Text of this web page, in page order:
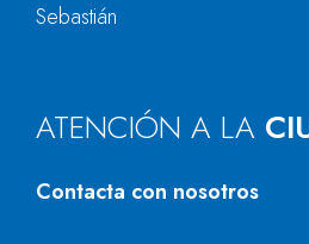
Sebastián
ATENCIÓN A LA
Contacta con nosotros